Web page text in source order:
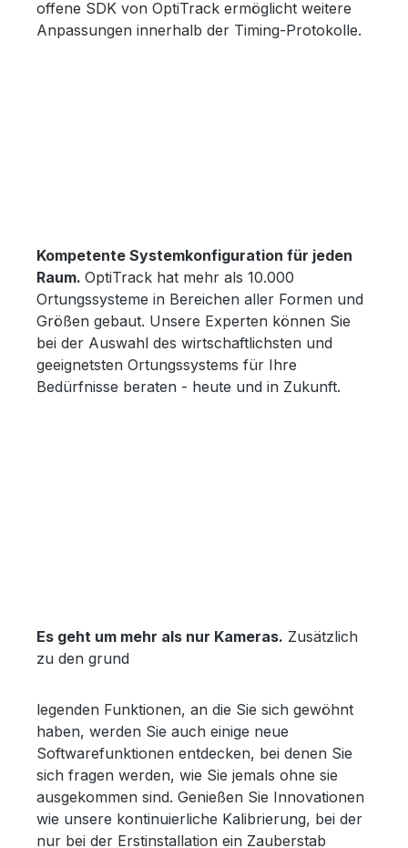
offene SDK von OptiTrack ermöglicht weitere
Anpassungen innerhalb der Timing-Protokolle.
Kompetente Systemkonfiguration für jeden
Raum. OptiTrack hat mehr als 10.000
Ortungssysteme in Bereichen aller Formen und
Größen gebaut. Unsere Experten können Sie
bei der Auswahl des wirtschaftlichsten und
geeignetsten Ortungssystems für Ihre
Bedürfnisse beraten - heute und in Zukunft.
Es geht um mehr als nur Kameras. Zusätzlich
zu den grund
legenden Funktionen, an die Sie sich gewöhnt
haben, werden Sie auch einige neue
Softwarefunktionen entdecken, bei denen Sie
sich fragen werden, wie Sie jemals ohne sie
ausgekommen sind. Genießen Sie Innovationen
wie unsere kontinuierliche Kalibrierung, bei der
nur bei der Erstinstallation ein Zauberstab